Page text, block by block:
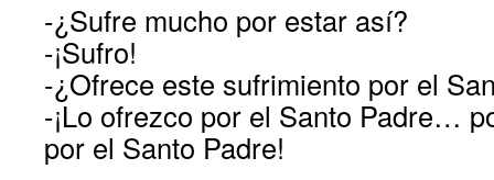
-¿Sufre mucho por estar así?
-¡Sufro!
-¿Ofrece este sufrimiento por el
-¡Lo ofrezco por el Santo Padre…
por el Santo Padre!